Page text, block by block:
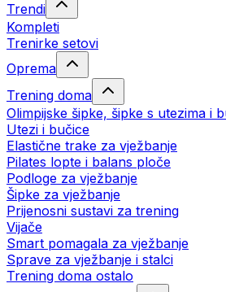
Trendi
Kompleti
Trenirke setovi
Oprema
Trening doma
Olimpijske šipke, šipke s utezima i
Utezi i bučice
Elastične trake za vježbanje
Pilates lopte i balans ploče
Podloge za vježbanje
Šipke za vježbanje
Prijenosni sustavi za trening
Vijače
Smart pomagala za vježbanje
Sprave za vježbanje i stalci
Trening doma ostalo